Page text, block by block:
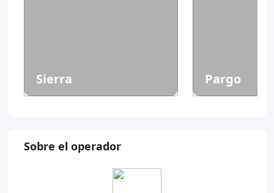
Sierra Pargo
Sobre el operador